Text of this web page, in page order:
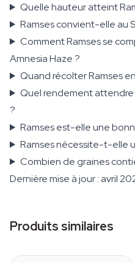
Quelle hauteur atteint
Ramses convient-elle au
Comment Ramses se
Amnesia Haze ?
Quand récolter Ramses
Quel rendement
?
Ramses est-elle une
Ramses nécessite-t-elle
Combien de graines
Dernière mise à jour : avril
Produits similaires